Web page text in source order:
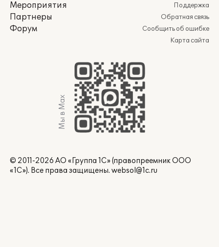
Мероприятия
Партнеры
Форум
Поддержка
Обратная связь
Сообщить об ошибке
Карта сайта
Мы в Max
© 2011-2026 АО «Группа 1С» (правопреемник ООО
«1С»). Все права защищены. websol@1c.ru